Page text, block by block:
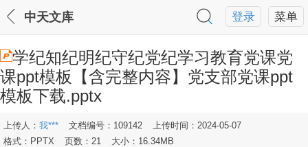
菜单
登录
中天文库
学纪知纪明纪守纪党纪学习教育党课党
课ppt模板【含完整内容】党支部党课ppt
模板下载.pptx
上传人： 我*** 文档编号：109142
上传时间：2024-05-07
格式：PPTX
页数：21 大小：16.34MB